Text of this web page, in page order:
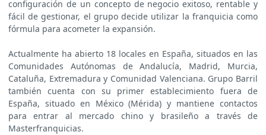
configuración de un concepto de negocio exitoso, rentable y
fácil de gestionar, el grupo decide utilizar la franquicia como
fórmula para acometer la expansión.
Actualmente ha abierto 18 locales en España, situados en las
Comunidades Autónomas de Andalucía, Madrid, Murcia,
Cataluña, Extremadura y Comunidad Valenciana. Grupo Barril
también cuenta con su primer establecimiento fuera de
España, situado en México (Mérida) y mantiene contactos
para entrar al mercado chino y brasileño a través de
Masterfranquicias.